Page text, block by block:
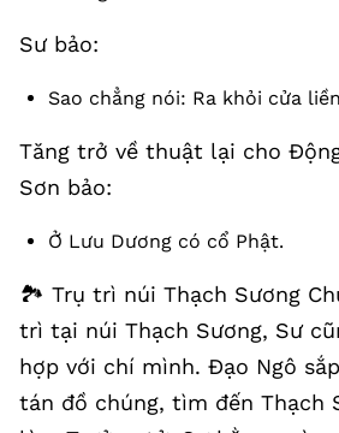
Sư bảo:
Sao chẳng nói: Ra khỏi cửa
Tăng trở về thuật lại cho
Sơn bảo:
Ở Lưu Dương có cổ Phật.
🏞️ Trụ trì núi Thạch Sương
trì tại núi Thạch Sương, Sư
hợp với chí mình. Đạo Ngô
tán đồ chúng, tìm đến Thạch